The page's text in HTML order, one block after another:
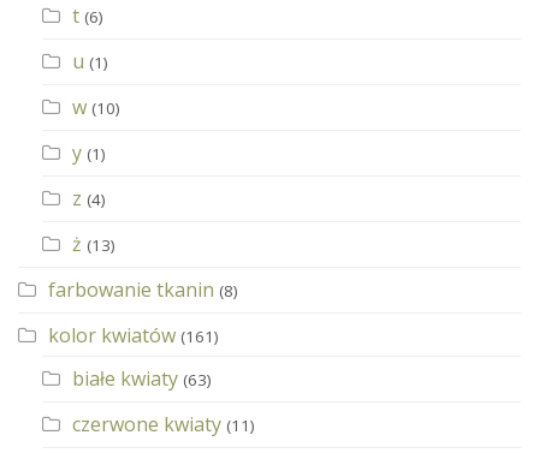
t (6)
u (1)
w (10)
y (1)
z (4)
ż (13)
farbowanie tkanin (8)
kolor kwiatów (161)
białe kwiaty (63)
czerwone kwiaty (11)